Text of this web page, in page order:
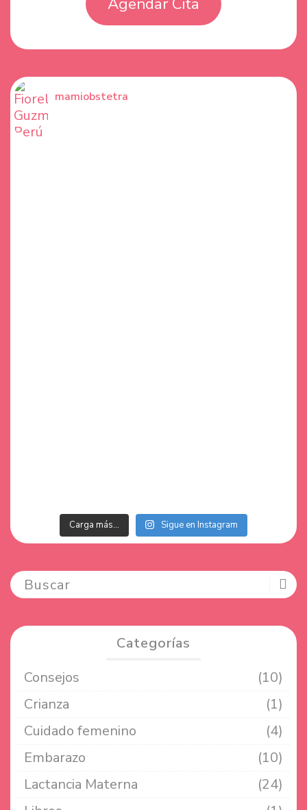
mamiobstetra
Carga más… Sigue en Instagram
Categorías
Consejos
(10)
Crianza
(1)
Cuidado femenino
(4)
Embarazo
(10)
Lactancia Materna
(24)